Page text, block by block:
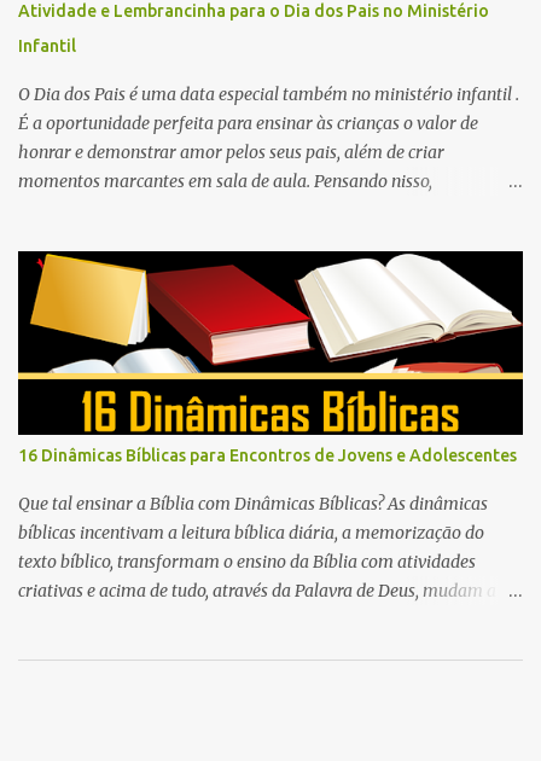
Atividade e Lembrancinha para o Dia dos Pais no Ministério
Infantil
O Dia dos Pais é uma data especial também no ministério infantil .
É a oportunidade perfeita para ensinar às crianças o valor de
honrar e demonstrar amor pelos seus pais, além de criar
momentos marcantes em sala de aula. Pensando nisso,
este dia: o mini livro “Meu Super Pai” .
16 Dinâmicas Bíblicas para Encontros de Jovens e Adolescentes
Que tal ensinar a Bíblia com Dinâmicas Bíblicas? As dinâmicas
bíblicas incentivam a leitura bíblica diária, a memorização do
texto bíblico, transformam o ensino da Bíblia com atividades
criativas e acima de tudo, através da Palavra de Deus, mudam a